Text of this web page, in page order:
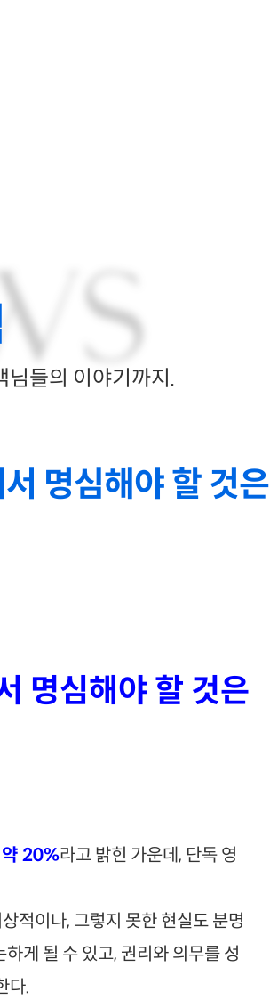
님들의 이야기까지.
명심해야 할 것은
명심해야 할 것은
약 20%라고 밝힌 가운데, 단독 영
적이나, 그렇지 못한 현실도 분명
게 될 수 있고, 권리와 의무를 성
다.